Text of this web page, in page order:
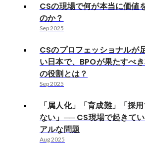
CSの現場で何が本当に価値
のか？
Sep 2025
CSのプロフェッショナルが
い日本で、BPOが果たすべ
の役割とは？
Sep 2025
「属人化」「育成難」「採
ない」── CS現場で起きてい
アルな問題
Aug 2025